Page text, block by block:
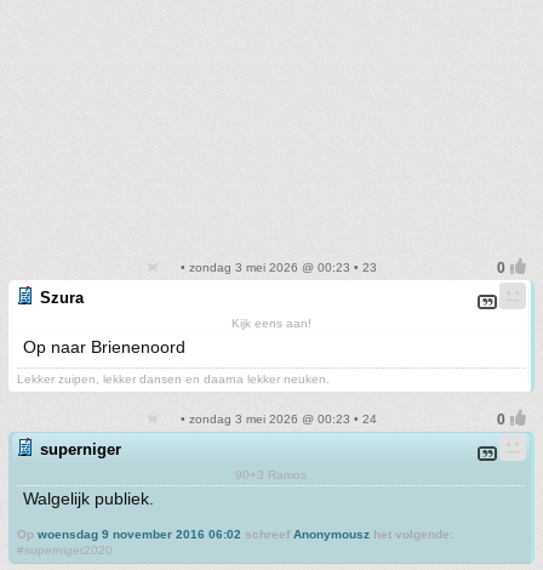
• zondag 3 mei 2026 @ 00:23 • 23
Szura
Kijk eens aan!
Op naar Brienenoord
Lekker zuipen, lekker dansen en daarna lekker neuken.
• zondag 3 mei 2026 @ 00:23 • 24
superniger
90+3 Ramos
Walgelijk publiek.
Op woensdag 9 november 2016 06:02 schreef Anonymousz het volgende:
#superniger2020